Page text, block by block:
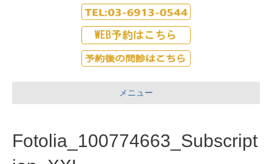
メニュー
Fotolia_100774663_Subscript